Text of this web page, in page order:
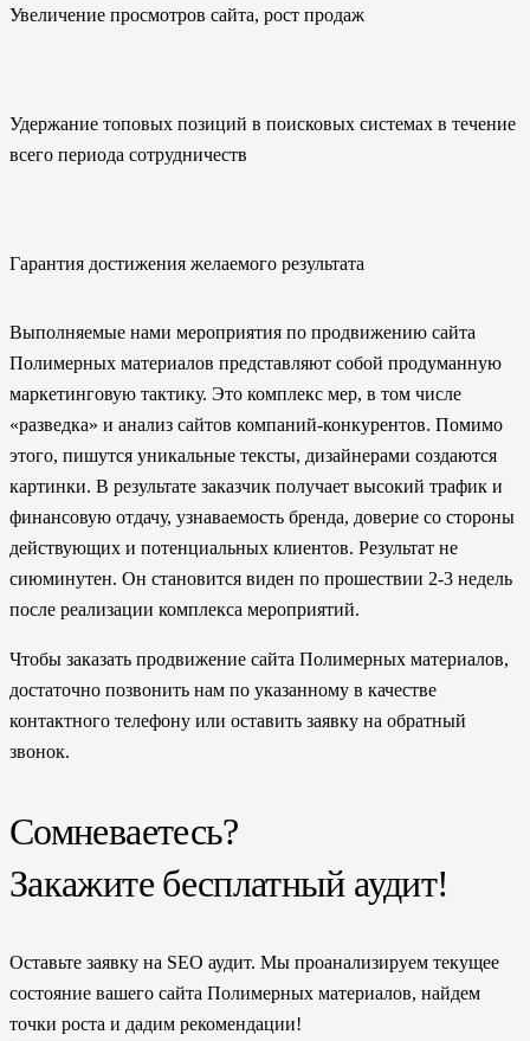
Увеличение просмотров сайта, рост продаж
Удержание топовых позиций в поисковых системах в течение
всего периода сотрудничеств
Гарантия достижения желаемого результата
Выполняемые нами мероприятия по продвижению сайта
Полимерных материалов представляют собой продуманную
маркетинговую тактику. Это комплекс мер, в том числе
«разведка» и анализ сайтов компаний-конкурентов. Помимо
этого, пишутся уникальные тексты, дизайнерами создаются
картинки. В результате заказчик получает высокий трафик и
финансовую отдачу, узнаваемость бренда, доверие со стороны
действующих и потенциальных клиентов. Результат не
сиюминутен. Он становится виден по прошествии 2-3 недель
после реализации комплекса мероприятий.
Чтобы заказать продвижение сайта Полимерных материалов,
достаточно позвонить нам по указанному в качестве
контактного телефону или оставить заявку на обратный
звонок.
Сомневаетесь?
Закажите бесплатный аудит!
Оставьте заявку на SEO аудит. Мы проанализируем текущее
состояние вашего сайта Полимерных материалов, найдем
точки роста и дадим рекомендации!